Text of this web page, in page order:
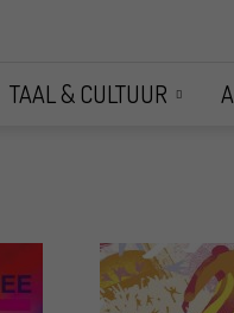
TAAL & CULTUUR